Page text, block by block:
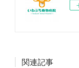
関連記事